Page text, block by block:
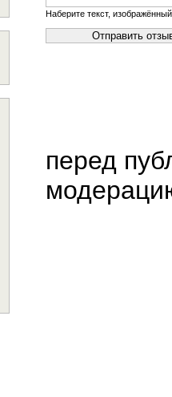
Наберите текст,
перед